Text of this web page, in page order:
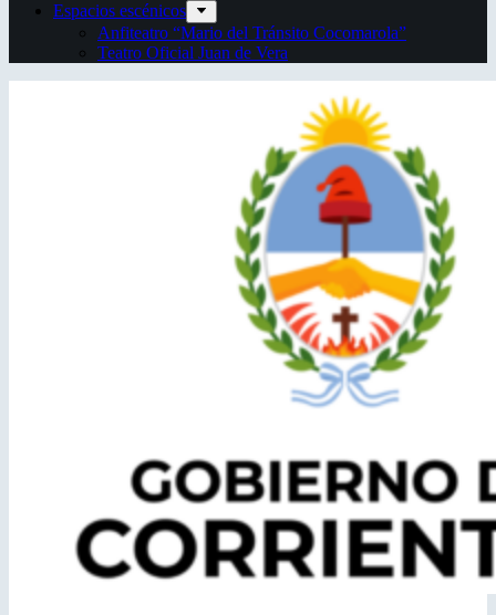
Espacios escénicos
Anfiteatro “Mario del Tránsito Cocomarola”
Teatro Oficial Juan de Vera